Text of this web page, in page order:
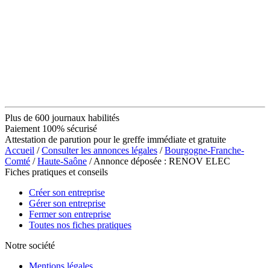
Plus de 600 journaux habilités
Paiement 100% sécurisé
Attestation de parution pour le greffe immédiate et gratuite
Accueil /Consulter les annonces légales /Bourgogne-Franche-
Comté /Haute-Saône / Annonce déposée : RENOV ELEC
Fiches pratiques et conseils
Créer son entreprise
Gérer son entreprise
Fermer son entreprise
Toutes nos fiches pratiques
Notre société
Mentions légales